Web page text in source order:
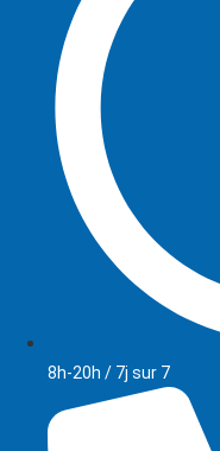
8h-20h / 7j sur 7